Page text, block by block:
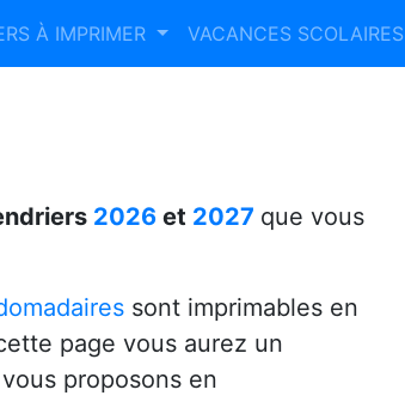
À IMPRIMER VACANCES SCOLAIRES
2026et 2027 que vous
sont imprimables en
page vous aurez un
proposons en